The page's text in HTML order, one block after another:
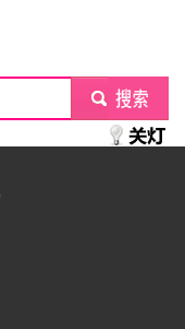
submit